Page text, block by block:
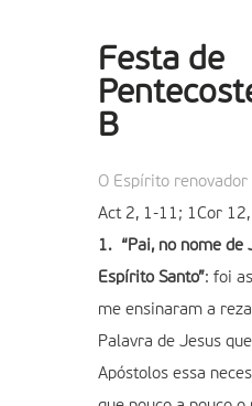
Festa de
B
O Espírito renovador
Act 2, 1-11; 1Cor
1. “Pai, no nome de
Espírito Santo”: foi
me ensinaram a
Palavra de Jesus
Apóstolos essa